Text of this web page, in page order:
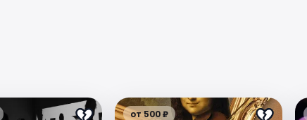
от 500 ₽